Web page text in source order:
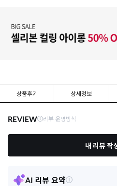
상품후기 상세정보